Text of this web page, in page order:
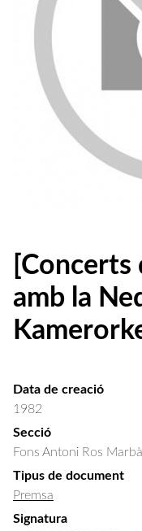
[Concerts
amb la
Data de creació
1982
Secció
Fons Antoni Ros Marbà
Tipus de document
Premsa
Signatura